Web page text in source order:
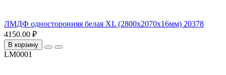
ЛМДФ односторонняя белая ХL (2800х2070х16мм) 20378
4150.00 ₽
В корзину
LM0001